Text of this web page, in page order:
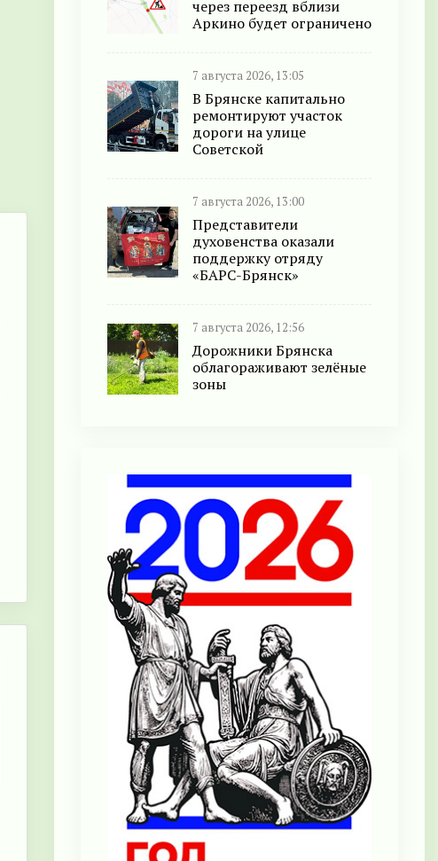
через переезд вблизи
Аркино будет ограничено
7 августа 2026, 13:05
В Брянске капитально
ремонтируют участок
дороги на улице
Советской
7 августа 2026, 13:00
Представители
духовенства оказали
поддержку отряду
«БАРС-Брянск»
7 августа 2026, 12:56
Дорожники Брянска
облагораживают зелёные
зоны